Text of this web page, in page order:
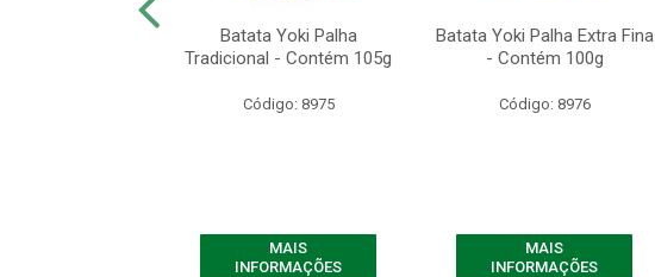
Batata Yoki Palha
Tradicional - Contém 105g
Código: 8975
MAIS
INFORMAÇÕES
Batata Yoki Palha Extra Fina
- Contém 100g
Código: 8976
MAIS
INFORMAÇÕES